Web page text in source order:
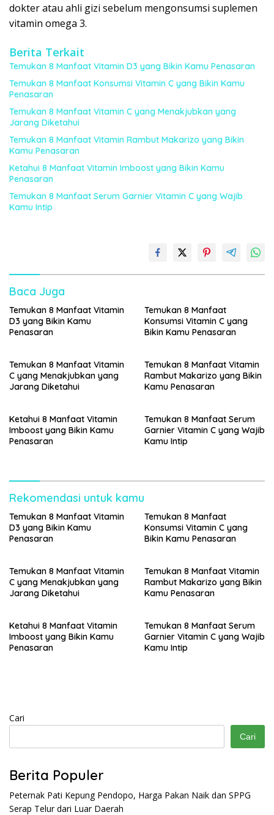
dokter atau ahli gizi sebelum mengonsumsi suplemen
vitamin omega 3.
Berita Terkait
Temukan 8 Manfaat Vitamin D3 yang Bikin Kamu Penasaran
Temukan 8 Manfaat Konsumsi Vitamin C yang Bikin Kamu
Penasaran
Temukan 8 Manfaat Vitamin C yang Menakjubkan yang
Jarang Diketahui
Temukan 8 Manfaat Vitamin Rambut Makarizo yang Bikin
Kamu Penasaran
Ketahui 8 Manfaat Vitamin Imboost yang Bikin Kamu
Penasaran
Temukan 8 Manfaat Serum Garnier Vitamin C yang Wajib
Kamu Intip
Baca Juga
Temukan 8 Manfaat Vitamin
D3 yang Bikin Kamu
Penasaran
Temukan 8 Manfaat
Konsumsi Vitamin C yang
Bikin Kamu Penasaran
Temukan 8 Manfaat Vitamin
C yang Menakjubkan yang
Jarang Diketahui
Temukan 8 Manfaat Vitamin
Rambut Makarizo yang Bikin
Kamu Penasaran
Ketahui 8 Manfaat Vitamin
Imboost yang Bikin Kamu
Penasaran
Temukan 8 Manfaat Serum
Garnier Vitamin C yang Wajib
Kamu Intip
Rekomendasi untuk kamu
Temukan 8 Manfaat Vitamin
D3 yang Bikin Kamu
Penasaran
Temukan 8 Manfaat
Konsumsi Vitamin C yang
Bikin Kamu Penasaran
Temukan 8 Manfaat Vitamin
C yang Menakjubkan yang
Jarang Diketahui
Temukan 8 Manfaat Vitamin
Rambut Makarizo yang Bikin
Kamu Penasaran
Ketahui 8 Manfaat Vitamin
Imboost yang Bikin Kamu
Penasaran
Temukan 8 Manfaat Serum
Garnier Vitamin C yang Wajib
Kamu Intip
Cari
Cari
Berita Populer
Peternak Pati Kepung Pendopo, Harga Pakan Naik dan SPPG
Serap Telur dari Luar Daerah